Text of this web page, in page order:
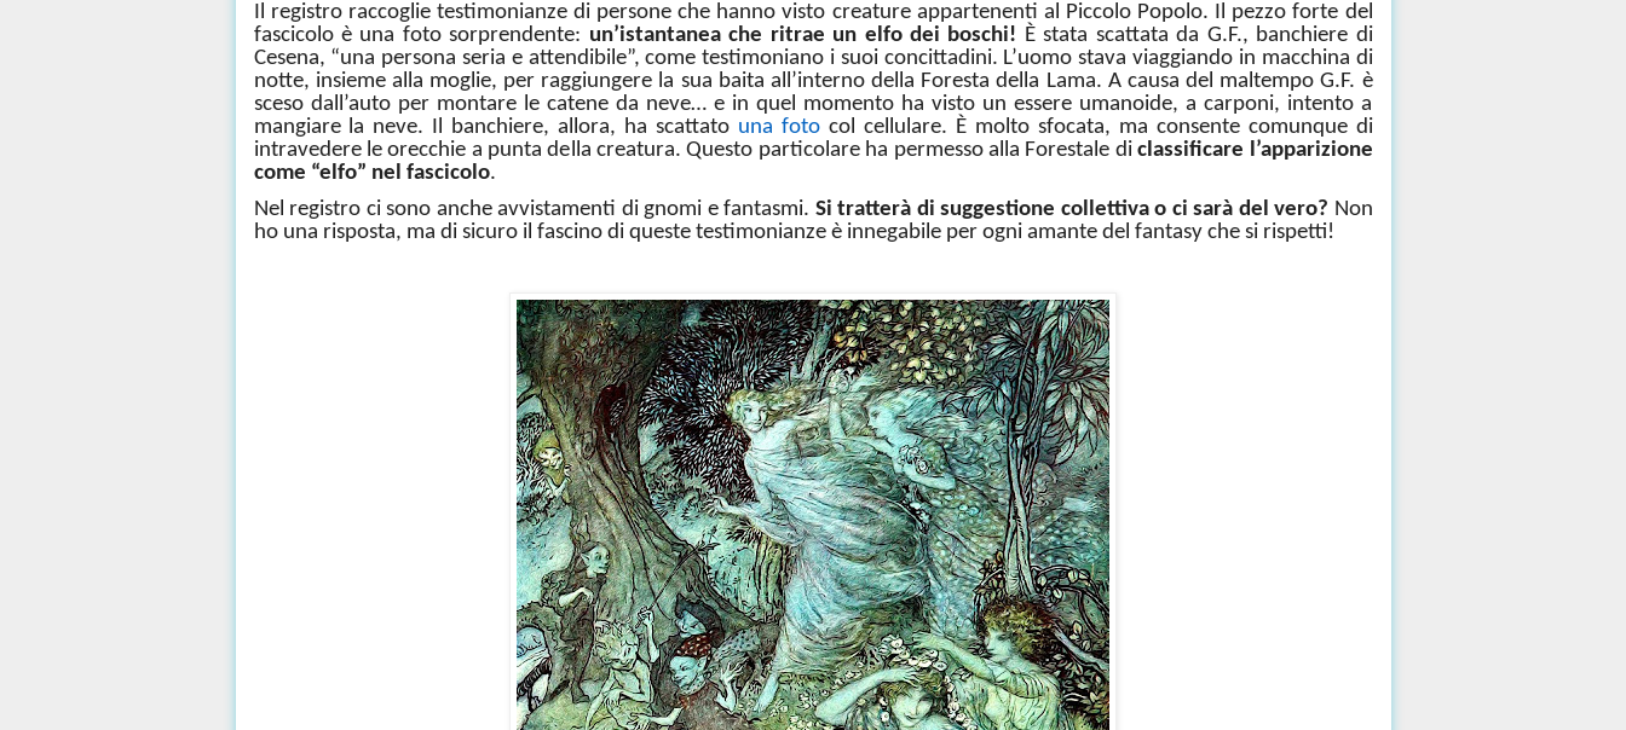
Il registro raccoglie testimonianze di persone che hanno visto creature appartenenti al Piccolo Popolo. Il pezzo forte del
fascicolo è una foto sorprendente: un’istantanea che ritrae un elfo dei boschi! È stata scattata da G.F., banchiere di
Cesena, “una persona seria e attendibile”, come testimoniano i suoi concittadini. L’uomo stava viaggiando in macchina di
notte, insieme alla moglie, per raggiungere la sua baita all’interno della Foresta della Lama. A causa del maltempo G.F. è
sceso dall’auto per montare le catene da neve… e in quel momento ha visto un essere umanoide, a carponi, intento a
mangiare la neve. Il banchiere, allora, ha scattato una foto col cellulare. È molto sfocata, ma consente comunque di
intravedere le orecchie a punta della creatura. Questo particolare ha permesso alla Forestale diclassificare l’apparizione
come “elfo” nel fascicolo.
Nel registro ci sono anche avvistamenti di gnomi e fantasmi. Si tratterà di suggestione collettiva o ci sarà del vero? Non
ho una risposta, ma di sicuro il fascino di queste testimonianze è innegabile per ogni amante del fantasy che si rispetti!